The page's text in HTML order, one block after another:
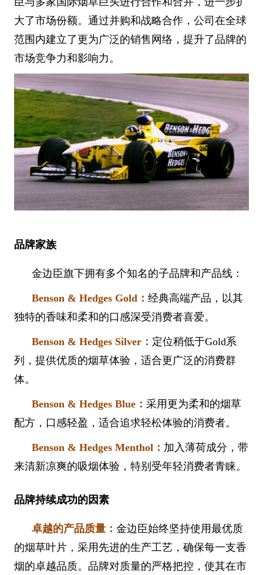
大了市场份额。通过并购和战略合作，公司在全球
范围内建立了更为广泛的销售网络，提升了品牌的
市场竞争力和影响力。
品牌家族
金边臣旗下拥有多个知名的子品牌和产品线：
Benson & Hedges Gold： 经典高端产品，以其
独特的香味和柔和的口感深受消费者喜爱。
Benson & Hedges Silver： 定位稍低于Gold系
列，提供优质的烟草体验，适合更广泛的消费群
体。
Benson & Hedges Blue： 采用更为柔和的烟草
配方，口感轻盈，适合追求轻松体验的消费者。
Benson & Hedges Menthol： 加入薄荷成分，带
来清新凉爽的吸烟体验，特别受年轻消费者青睐。
品牌持续成功的因素
卓越的产品质量： 金边臣始终坚持使用最优质
的烟草叶片，采用先进的生产工艺，确保每一支香
烟的卓越品质。品牌对质量的严格把控，使其在市